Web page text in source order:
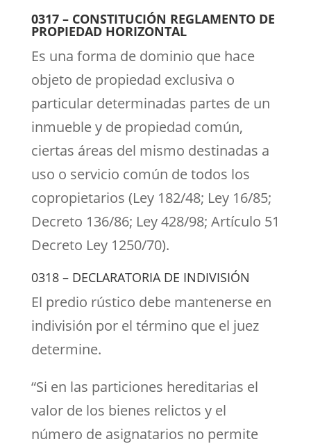
0317 – CONSTITUCIÓN REGLAMENTO DE
PROPIEDAD HORIZONTAL
Es una forma de dominio que hace
objeto de propiedad exclusiva o
particular determinadas partes de un
inmueble y de propiedad común,
ciertas áreas del mismo destinadas a
uso o servicio común de todos los
copropietarios (Ley 182/48; Ley 16/85;
Decreto 136/86; Ley 428/98; Artículo 51
Decreto Ley 1250/70).
0318 – DECLARATORIA DE INDIVISIÓN
El predio rústico debe mantenerse en
indivisión por el término que el juez
determine.
“Si en las particiones hereditarias el
valor de los bienes relictos y el
número de asignatarios no permite